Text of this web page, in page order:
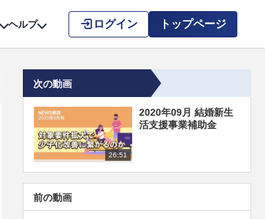
ヘルプ ログイン トップページ
次の動画
26:51
2020年09月 結婚新生
活支援事業補助金
前の動画